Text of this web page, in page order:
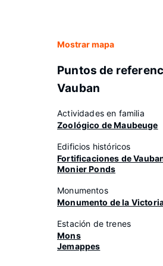
Mostrar mapa
Puntos de
Vauban
Actividades en familia
Zoológico de Maubeuge
Edificios históricos
Fortificaciones de
Monier Ponds
Monumentos
Monumento de la
Estación de trenes
Mons
Jemappes